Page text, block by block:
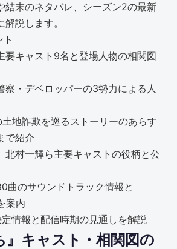
結末のネタバレ、シーズン2の最新
説します。
要キャスト9名と登場人物の相関図
察・デベロッパーの3勢力による人
地詐欺を巡るストーリーのあらす
で紹介
北村一輝ら主要キャストの役柄と公
曲のサウンドトラック情報と
案内
情報と配信時期の見通しを解説
』キャスト・相関図の